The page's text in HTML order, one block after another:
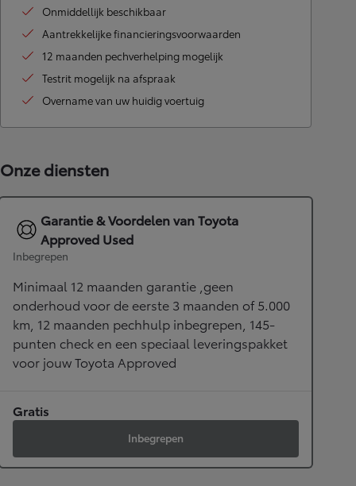
Onmiddellijk beschikbaar
Aantrekkelijke financieringsvoorwaarden
12 maanden pechverhelping mogelijk
Testrit mogelijk na afspraak
Overname van uw huidig voertuig
Onze diensten
Garantie & Voordelen van Toyota
Approved Used
Inbegrepen
Minimaal 12 maanden garantie ,geen
onderhoud voor de eerste 3 maanden of 5.000
km, 12 maanden pechhulp inbegrepen, 145-
punten check en een speciaal leveringspakket
voor jouw Toyota Approved
Gratis
Inbegrepen